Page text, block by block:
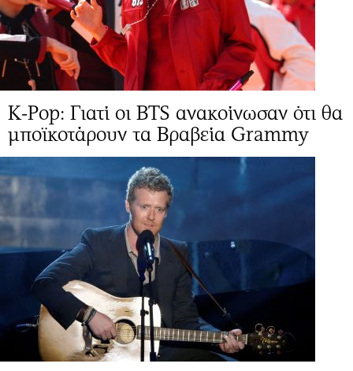
K-Pop: Γιατί οι BTS ανακοίνωσαν ότι θα
μποϊκοτάρουν τα Βραβεία Grammy